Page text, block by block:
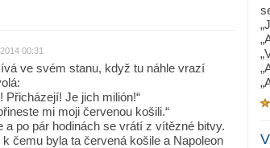
00:31
ve svém stanu, když tu náhle vrazí
Přicházejí! Je jich milión!“
mi moji červenou košili.“
a po pár hodinách se vrátí z vítězné bitvy.
k čemu byla ta červená košile a Napoleon